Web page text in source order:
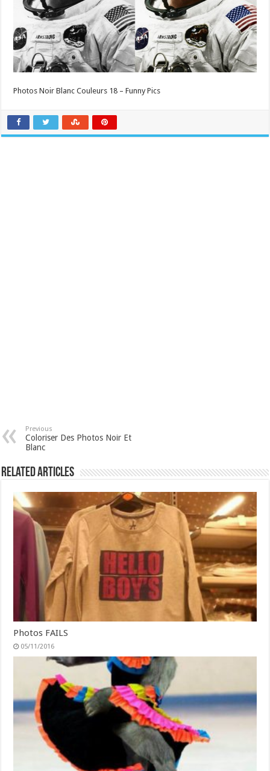
Photos Noir Blanc Couleurs 18 – Funny Pics
Previous
Coloriser Des Photos Noir Et
Blanc
Related Articles
Photos FAILS
05/11/2016